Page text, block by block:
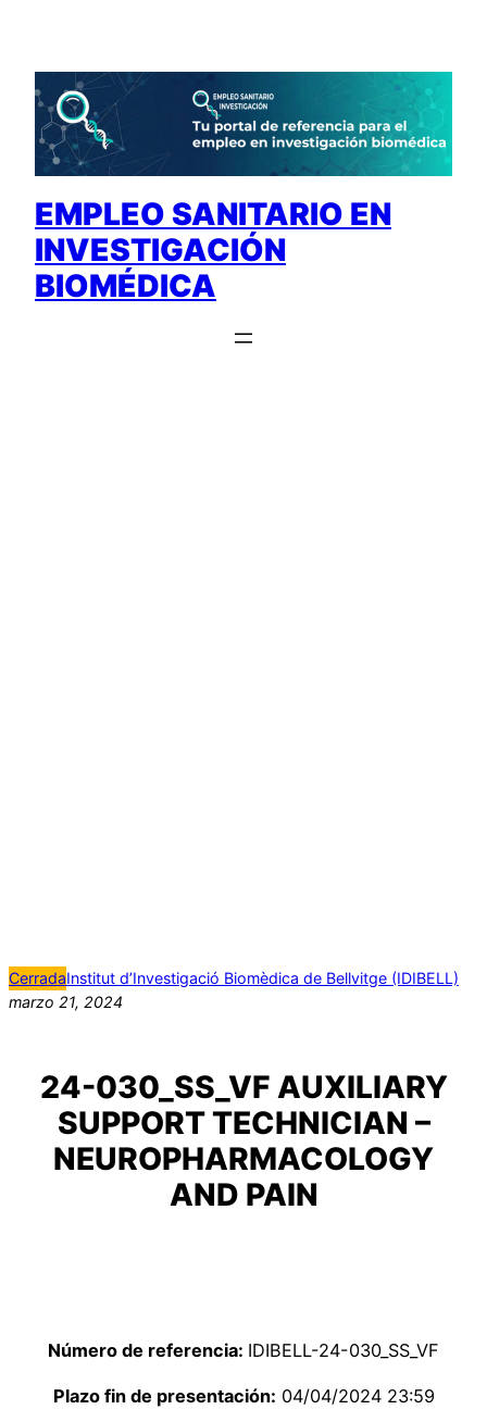
contenido
EMPLEO SANITARIO EN
INVESTIGACIÓN
BIOMÉDICA
CerradaInstitut d’Investigació Biomèdica de Bellvitge (IDIBELL)
marzo 21, 2024
24-030_SS_VF AUXILIARY
SUPPORT TECHNICIAN –
NEUROPHARMACOLOGY
AND PAIN
Número de referencia: IDIBELL-24-030_SS_VF
Plazo fin de presentación: 04/04/2024 23:59